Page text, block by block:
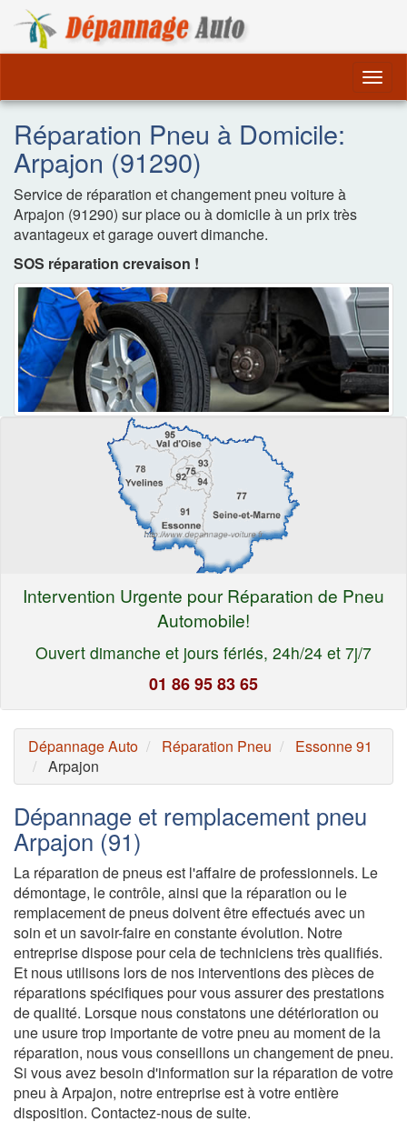
Réparation Pneu à Domicile:
Arpajon (91290)
Service de réparation et changement pneu voiture à
Arpajon (91290) sur place ou à domicile à un prix très
avantageux et garage ouvert dimanche.
SOS réparation crevaison !
Intervention Urgente pour Réparation de Pneu
Automobile!
Ouvert dimanche et jours fériés, 24h/24 et 7j/7
01 86 95 83 65
Dépannage Auto Réparation Pneu
Essonne 91
Arpajon
Dépannage et remplacement pneu
Arpajon (91)
La réparation de pneus est l'affaire de professionnels. Le
démontage, le contrôle, ainsi que la réparation ou le
remplacement de pneus doivent être effectués avec un
soin et un savoir-faire en constante évolution. Notre
entreprise dispose pour cela de techniciens très qualifiés.
Et nous utilisons lors de nos interventions des pièces de
réparations spécifiques pour vous assurer des prestations
de qualité. Lorsque nous constatons une détérioration ou
une usure trop importante de votre pneu au moment de la
réparation, nous vous conseillons un changement de pneu.
Si vous avez besoin d'information sur la réparation de votre
pneu à Arpajon, notre entreprise est à votre entière
disposition. Contactez-nous de suite.